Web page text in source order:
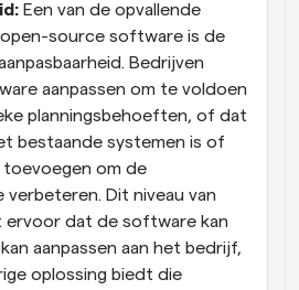
Een van de opvallende
open-source software is de
Bedrijven
aanpassen om te voldoen
planningsbehoeften, of dat
bestaande systemen is of
om de
verbeteren. Dit niveau van
ervoor dat de software kan
aanpassen aan het bedrijf,
oplossing biedt die